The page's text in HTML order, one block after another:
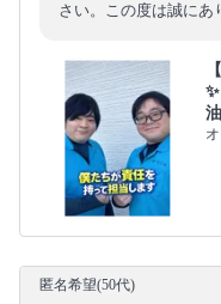
さい。この度は誠にあ
匿名希望(50代)